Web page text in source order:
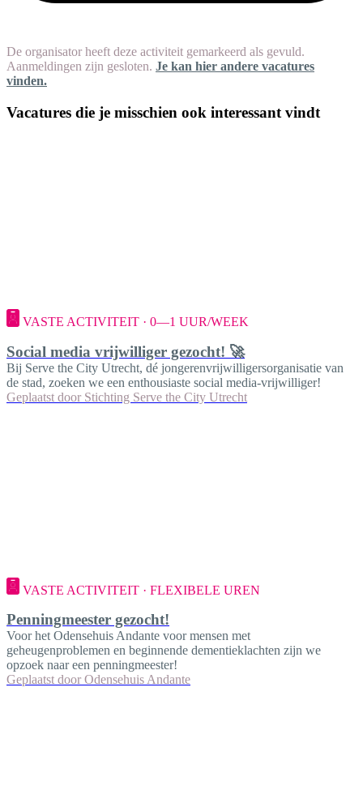
De organisator heeft deze activiteit gemarkeerd als gevuld.
Aanmeldingen zijn gesloten. Je kan hier andere vacatures
vinden.
Vacatures die je misschien ook interessant vindt
VASTE ACTIVITEIT · 0—1 UUR/WEEK
Social media vrijwilliger gezocht! 🚀
Bij Serve the City Utrecht, dé jongerenvrijwilligersorganisatie van
de stad, zoeken we een enthousiaste social media-vrijwilliger!
Geplaatst door Stichting Serve the City Utrecht
VASTE ACTIVITEIT · FLEXIBELE UREN
Penningmeester gezocht!
Voor het Odensehuis Andante voor mensen met
geheugenproblemen en beginnende dementieklachten zijn we
opzoek naar een penningmeester!
Geplaatst door Odensehuis Andante